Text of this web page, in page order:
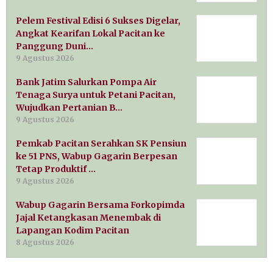
Pelem Festival Edisi 6 Sukses Digelar,
Angkat Kearifan Lokal Pacitan ke
Panggung Duni…
9 Agustus 2026
Bank Jatim Salurkan Pompa Air
Tenaga Surya untuk Petani Pacitan,
Wujudkan Pertanian B…
9 Agustus 2026
Pemkab Pacitan Serahkan SK Pensiun
ke 51 PNS, Wabup Gagarin Berpesan
Tetap Produktif …
9 Agustus 2026
Wabup Gagarin Bersama Forkopimda
Jajal Ketangkasan Menembak di
Lapangan Kodim Pacitan
8 Agustus 2026